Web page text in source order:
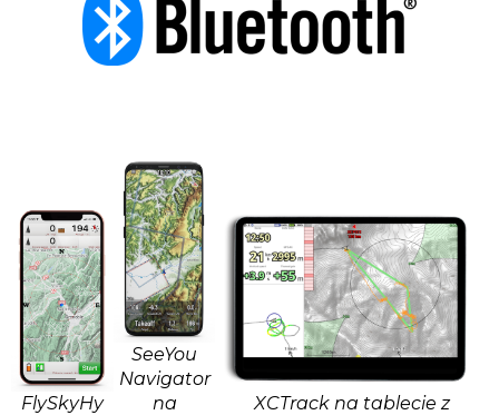
FlySkyHy
SeeYou
Navigator
na
XCTrack na tablecie z